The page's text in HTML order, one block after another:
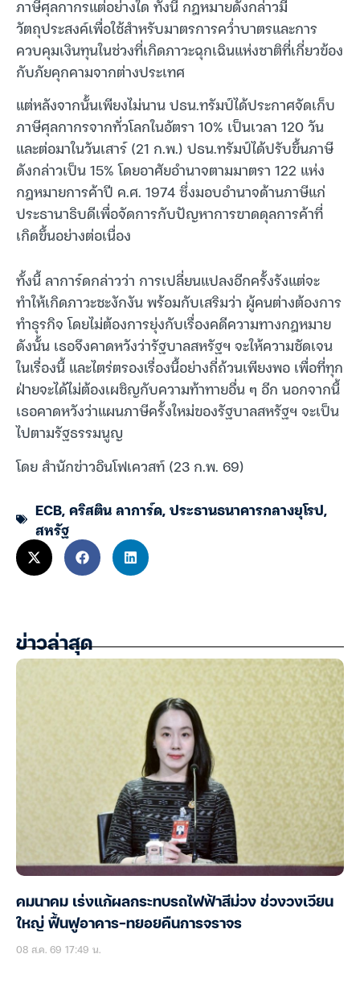
ภาษีศุลกากรแต่อย่างใด ทั้งนี้ กฎหมายดังกล่าวมี
วัตถุประสงค์เพื่อใช้สำหรับมาตรการคว่ำบาตรและการ
ควบคุมเงินทุนในช่วงที่เกิดภาวะฉุกเฉินแห่งชาติที่เกี่ยวข้อง
กับภัยคุกคามจากต่างประเทศ
แต่หลังจากนั้นเพียงไม่นาน ปธน.ทรัมป์ได้ประกาศจัดเก็บ
ภาษีศุลกากรจากทั่วโลกในอัตรา 10% เป็นเวลา 120 วัน
และต่อมาในวันเสาร์ (21 ก.พ.) ปธน.ทรัมป์ได้ปรับขึ้นภาษี
ดังกล่าวเป็น 15% โดยอาศัยอำนาจตามมาตรา 122 แห่ง
กฎหมายการค้าปี ค.ศ. 1974 ซึ่งมอบอำนาจด้านภาษีแก่
ประธานาธิบดีเพื่อจัดการกับปัญหาการขาดดุลการค้าที่
เกิดขึ้นอย่างต่อเนื่อง
ทั้งนี้ ลาการ์ดกล่าวว่า การเปลี่ยนแปลงอีกครั้งรังแต่จะ
ทำให้เกิดภาวะชะงักงัน พร้อมกับเสริมว่า ผู้คนต่างต้องการ
ทำธุรกิจ โดยไม่ต้องการยุ่งกับเรื่องคดีความทางกฎหมาย
ดังนั้น เธอจึงคาดหวังว่ารัฐบาลสหรัฐฯ จะให้ความชัดเจน
ในเรื่องนี้ และไตร่ตรองเรื่องนี้อย่างถี่ถ้วนเพียงพอ เพื่อที่ทุก
ฝ่ายจะได้ไม่ต้องเผชิญกับความท้าทายอื่น ๆ อีก นอกจากนี้
เธอคาดหวังว่าแผนภาษีครั้งใหม่ของรัฐบาลสหรัฐฯ จะเป็น
ไปตามรัฐธรรมนูญ
โดย สำนักข่าวอินโฟเควสท์ (23 ก.พ. 69)
ECB,คริสติน ลาการ์ด,ประธานธนาคารกลางยุโรป,
สหรัฐ
ข่าวล่าสุด
คมนาคม เร่งแก้ผลกระทบรถไฟฟ้าสีม่วง ช่วงวงเวียน
ใหญ่ ฟื้นฟูอาคาร-ทยอยคืนการจราจร
08 ส.ค. 69 17:49 น.